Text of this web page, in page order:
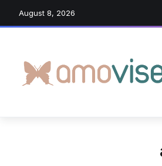
August 8, 2026